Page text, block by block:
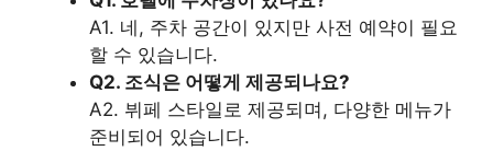
A1. 네, 주차 공간이 있지만 사전 예약이 필요
할 수 있습니다.
Q2. 조식은 어떻게 제공되나요?
A2. 뷔페 스타일로 제공되며, 다양한 메뉴가
준비되어 있습니다.